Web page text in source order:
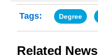
Tags: Degree
Related News